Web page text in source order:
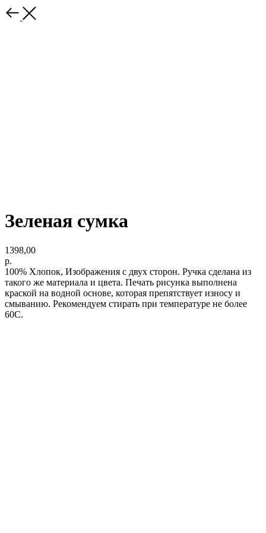
Зеленая сумка
1398,00
р.
100% Хлопок, Изображения с двух сторон. Ручка сделана из
такого же материала и цвета. Печать рисунка выполнена
краской на водной основе, которая препятствует износу и
смыванию. Рекомендуем стирать при температуре не более
60С.